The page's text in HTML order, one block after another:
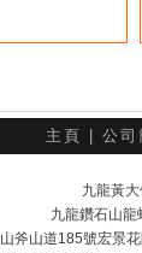
主頁 公司
九龍黃
九龍鑽石山
斧山道185號宏景